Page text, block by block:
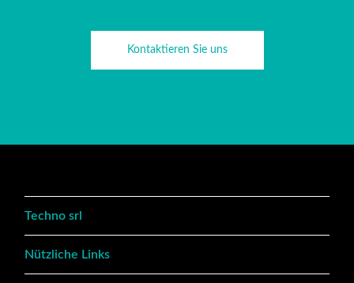
Kontaktieren Sie uns
Techno srl
Nützliche Links